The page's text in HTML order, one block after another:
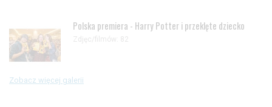
Polska premiera - Harry Potter i przeklęte dziecko
Zdjęc/filmów: 82
Zobacz więcej galerii